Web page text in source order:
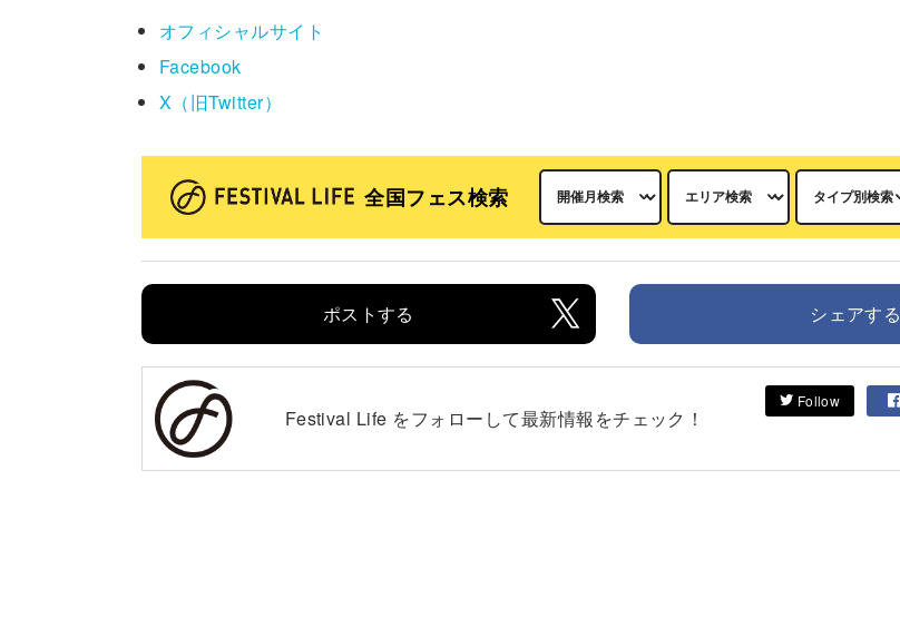
オフィシャルサイト
Facebook
X（旧Twitter）
全国フェス検索
ポストする シェアする
Festival Life をフォローして最新情報をチェック！
Follow